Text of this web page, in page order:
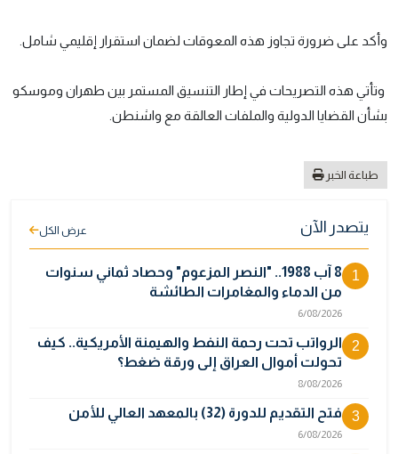
وأكد على ضرورة تجاوز هذه المعوقات لضمان استقرار إقليمي شامل.
وتأتي هذه التصريحات في إطار التنسيق المستمر بين طهران وموسكو
بشأن القضايا الدولية والملفات العالقة مع واشنطن.
طباعة الخبر
يتصدر الآن عرض الكل
1
8 آب 1988.. "النصر المزعوم" وحصاد ثماني سنوات
من الدماء والمغامرات الطائشة
6/08/2026
2
الرواتب تحت رحمة النفط والهيمنة الأمريكية.. كيف
تحولت أموال العراق إلى ورقة ضغط؟
8/08/2026
3 فتح التقديم للدورة (32) بالمعهد العالي للأمن
6/08/2026